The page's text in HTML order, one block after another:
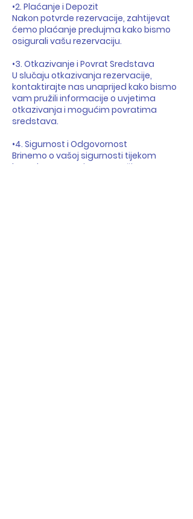
•2. Plaćanje i Depozit
Nakon potvrde rezervacije, zahtijevat
ćemo plaćanje predujma kako bismo
osigurali vašu rezervaciju.
•3. Otkazivanje i Povrat Sredstava
U slučaju otkazivanja rezervacije,
kontaktirajte nas unaprijed kako bismo
vam pružili informacije o uvjetima
otkazivanja i mogućim povratima
sredstava.
•4. Sigurnost i Odgovornost
Brinemo o vašoj sigurnosti tijekom
boravka. Upoznajte se s našim